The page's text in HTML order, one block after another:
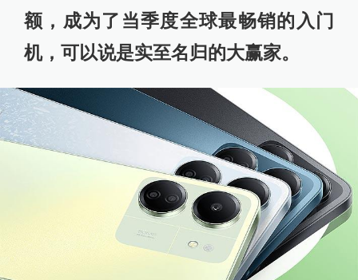
额，成为了当季度全球最畅销的入门
机，可以说是实至名归的大赢家。